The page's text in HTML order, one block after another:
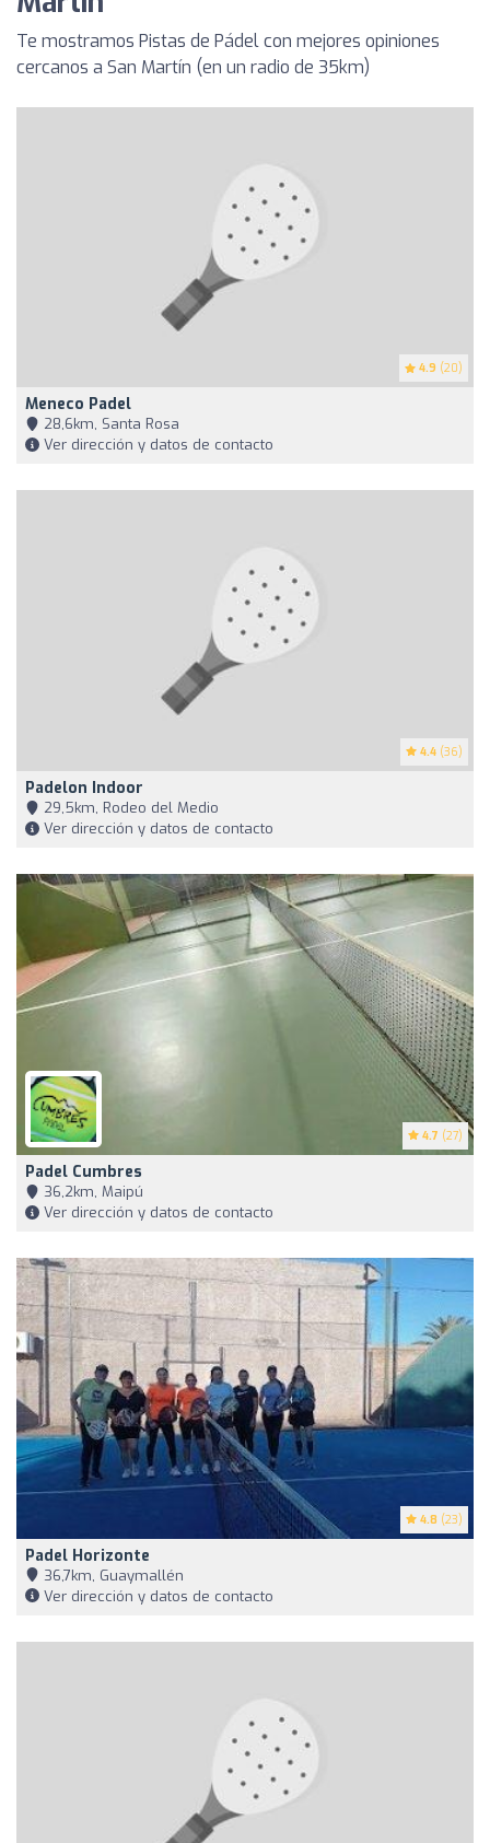
Te mostramos Pistas de Pádel con mejores opiniones
cercanos a San Martín (en un radio de 35km)
4.9 (20)
Meneco Padel
28,6km, Santa Rosa
Ver dirección y datos de contacto
4.4 (36)
Padelon Indoor
29,5km, Rodeo del Medio
Ver dirección y datos de contacto
4.7 (27)
Padel Cumbres
36,2km, Maipú
Ver dirección y datos de contacto
4.8 (23)
Padel Horizonte
36,7km, Guaymallén
Ver dirección y datos de contacto